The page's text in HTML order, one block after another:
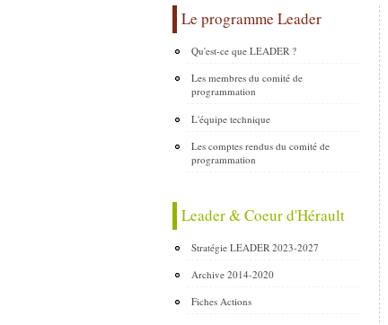
Le programme Leader
Qu'est-ce que LEADER ?
Les membres du comité de
programmation
L'équipe technique
Les comptes rendus du comité de
programmation
Leader & Coeur d'Hérault
Stratégie LEADER 2023-2027
Archive 2014-2020
Fiches Actions